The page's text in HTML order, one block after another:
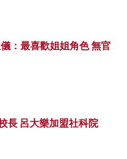
：最喜歡姐姐角色 無官
長 呂大樂加盟社科院